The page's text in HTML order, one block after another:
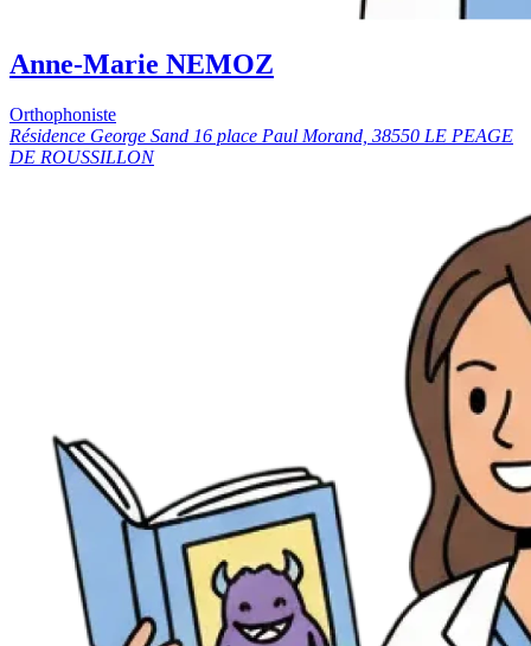
Anne-Marie NEMOZ
Orthophoniste
Résidence George Sand 16 place Paul Morand, 38550 LE PEAGE
DE ROUSSILLON